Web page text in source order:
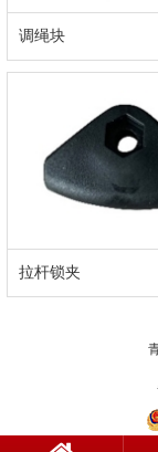
调绳块
拉杆锁夹